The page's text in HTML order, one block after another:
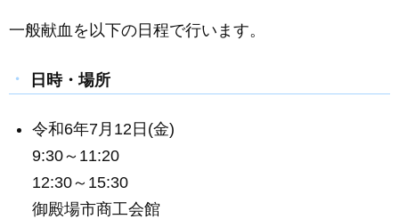
c
e
b
o
o
k
ail ss
n
g
e
一般献血を以下の日程で行います。
日時・場所
令和6年7月12日(金)
9:30～11:20
12:30～15:30
御殿場市商工会館